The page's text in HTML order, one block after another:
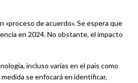
«proceso de acuerdo». Se espera que
en 2024. No obstante, el impacto
incluso varias en el país como
se enfocará en identificar,